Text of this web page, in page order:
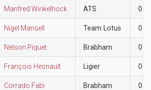
Manfred Winkelhock ATS 0
Nigel Mansell Team Lotus 0
Nelson Piquet Brabham 0
François Hesnault Ligier 0
Corrado Fabi Brabham 0